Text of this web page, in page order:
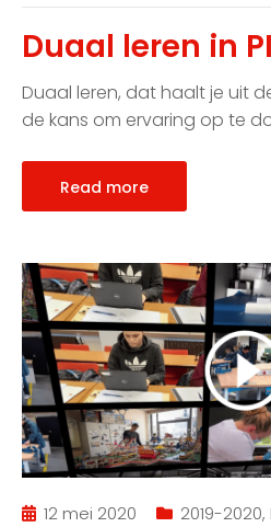
Duaal leren in
Duaal leren, dat haalt je uit
de kans om ervaring op te
Read more
12 mei 2020 2019-2020,